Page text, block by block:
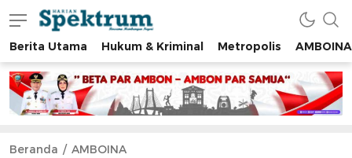
spektrumonline.com
Berita Utama Hukum & Kriminal Metropolis AMBOINA
Beranda AMBOINA